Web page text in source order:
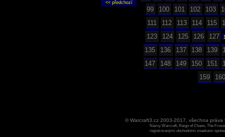
99
100 101 102 103
111
112 113 114 115
123
124 125 126 127
135 136 137 138 139
147
148 149 150 151
159
160
© Warcraft3.cz 2003-2017, všechna
Názvy Warcraft, Reign of Chaos, The
registrovanými obchodními znaekami